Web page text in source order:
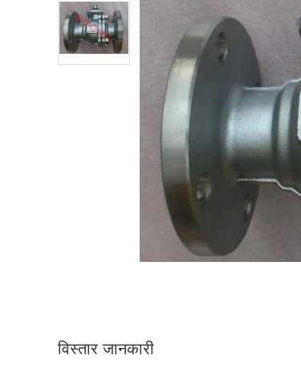
विस्तार जानकारी